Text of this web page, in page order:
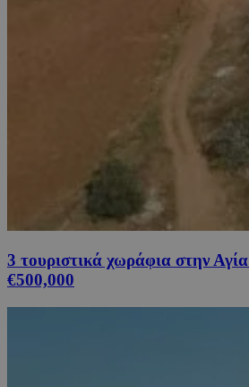
3 τουριστικά χωράφια στην
€500,000